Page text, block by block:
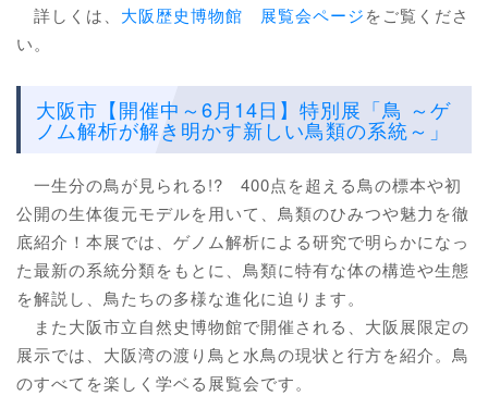
詳しくは、 大阪歴史博物館 展覧会ページをご覧くださ
い。
大阪市【開催中～6月14日】特別展「鳥 ～ゲ
ノム解析が解き明かす新しい鳥類の系統～」
一生分の鳥が見られる!? 400点を超える鳥の標本や初
公開の生体復元モデルを⽤いて、鳥類のひみつや魅力を徹
底紹介！本展では、ゲノム解析による研究で明らかになっ
た最新の系統分類をもとに、鳥類に特有な体の構造や生態
を解説し、鳥たちの多様な進化に迫ります。
また大阪市立自然史博物館で開催される、大阪展限定の
展示では、大阪湾の渡り鳥と水鳥の現状と行方を紹介。鳥
のすべてを楽しく学ベる展覧会です。